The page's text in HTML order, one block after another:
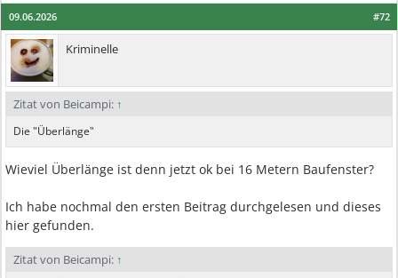
#72
09.06.2026
Kriminelle
Zitat von Beicampi: ↑
Die "Überlänge"
Wieviel Überlänge ist denn jetzt ok bei 16 Metern Baufenster?
Ich habe nochmal den ersten Beitrag durchgelesen und dieses
hier gefunden.
Zitat von Beicampi: ↑